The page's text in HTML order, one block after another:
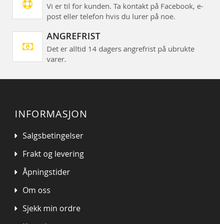
Vi er til for kunden. Ta kontakt på Facebook, e-
post eller telefon hvis du lurer på noe.
ANGREFRIST
Det er alltid 14 dagers angrefrist på ubrukte
varer.
INFORMASJON
Salgsbetingelser
Frakt og levering
Åpningstider
Om oss
Sjekk min ordre